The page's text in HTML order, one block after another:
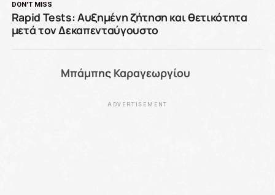
DON'T MISS
Rapid Tests: Αυξημένη ζήτηση και θετικότητα
μετά τον Δεκαπενταύγουστο
Μπάμπης Καραγεωργίου
ADVERTISEMENT